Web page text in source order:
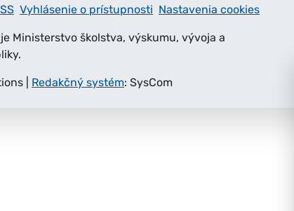
Vyhlásenie o prístupnosti Nastavenia cookies
Ministerstvo školstva, výskumu, vývoja a
Redakčný systém: SysCom